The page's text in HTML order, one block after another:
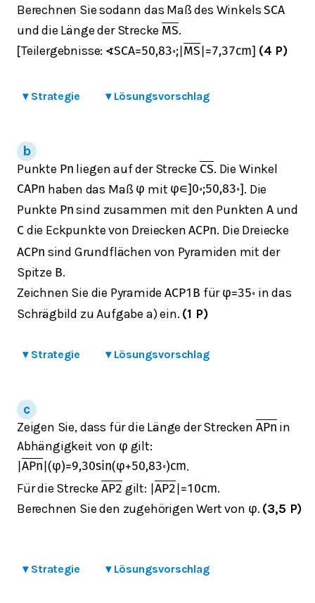
Berechnen Sie sodann das Maß des WinkelsSCA
und die Länge der Strecke MS.
[Teilergebnisse: ∢SCA=50,83∘;| MS =7,37cm] (4 P)
▾ Strategie ▾ Lösungsvorschlag
Punkte Pn liegen auf der Strecke CS. Die Winkel
CAPn haben das Maß φ mit φ∈] 0∘;50,83∘] . Die
Punkte Pn sind zusammen mit den Punkten Aund
C die Eckpunkte von DreieckenACPn. Die Dreiecke
ACPn sind Grundflächen von Pyramiden mit der
Spitze B.
Zeichnen Sie die PyramideACP1 B für φ=35∘ in das
Schrägbild zu Aufgabe a) ein. (1 P)
▾ Strategie ▾ Lösungsvorschlag
Zeigen Sie, dass für die Länge der Strecken APn in
Abhängigkeit von φ gilt:
APn (φ)=9,30sin(φ+50,83∘)cm.
Für die Strecke AP2 gilt: AP2 =10cm.
Berechnen Sie den zugehörigen Wert von φ. (3,5 P)
▾ Strategie ▾ Lösungsvorschlag